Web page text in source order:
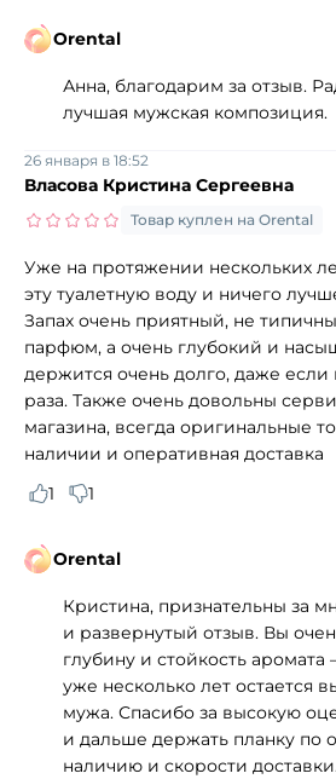
Orental
Анна, благодарим за отзыв.
лучшая мужская композиция.
Власова Кристина Сергеевна
26 января в 18:52
Товар куплен на Orental
Уже на протяжении нескольких
эту туалетную воду и ничего
Запах очень приятный, не
парфюм, а очень глубокий и
держится очень долго, даже если
раза. Также очень довольны
магазина, всегда оригинальные
наличии и оперативная доставка
1
1
Orental
Кристина, признательны за
и развернутый отзыв. Вы
глубину и стойкость аромата
уже несколько лет остается
мужа. Спасибо за высокую
и дальше держать планку по
наличию и скорости